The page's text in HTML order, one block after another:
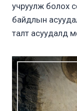
учруулж болох
байдлын
талт асуудалд